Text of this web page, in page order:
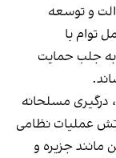
عدالت و توسعه
توام با
به جلب حمایت
درگیری مسلحانه
عملیات نظامی
جزیره و